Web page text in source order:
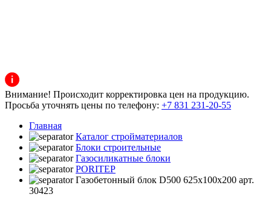
Внимание! Происходит корректировка цен на продукцию.
Просьба уточнять цены по телефону: +7 831 231-20-55
Главная
Каталог стройматериалов
Блоки строительные
Газосиликатные блоки
PORITEP
Газобетонный блок D500 625x100x200 арт.
30423